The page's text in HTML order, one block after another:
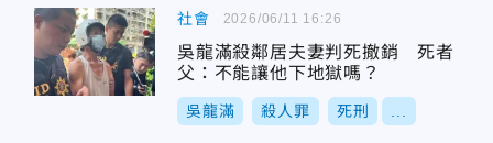
社會
吳龍滿殺鄰居夫妻判死撤銷 死者
父：不能讓他下地獄嗎？
吳龍滿 殺人罪 死刑
2026/06/11 16:26